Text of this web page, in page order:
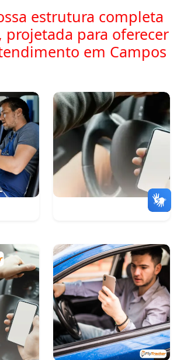
estrutura completa
projetada para oferecer
em Campos